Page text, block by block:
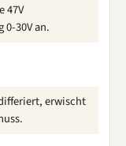
47V
0-30V an.
erwischt